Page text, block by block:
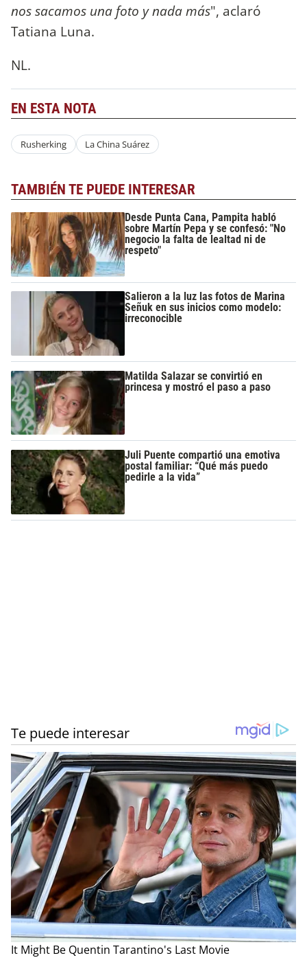
nos sacamos una foto y nada más", aclaró
Tatiana Luna.
NL.
EN ESTA NOTA
Rusherking La China Suárez
TAMBIÉN TE PUEDE INTERESAR
Desde Punta Cana, Pampita habló
sobre Martín Pepa y se confesó: "No
negocio la falta de lealtad ni de
respeto"
Salieron a la luz las fotos de Marina
Señuk en sus inicios como modelo:
irreconocible
Matilda Salazar se convirtió en
princesa y mostró el paso a paso
Juli Puente compartió una emotiva
postal familiar: “Qué más puedo
pedirle a la vida”